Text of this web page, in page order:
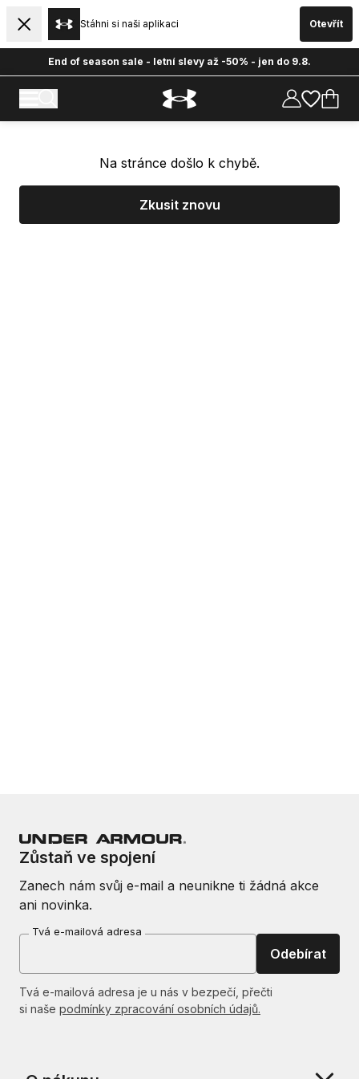
Stáhni si naši aplikaci Otevřít
End of season sale - letní slevy až -50% - jen do 9.8.
Na stránce došlo k chybě.
Zkusit znovu
Zůstaň ve spojení
Zanech nám svůj e-mail a neunikne ti žádná akce
ani novinka.
Tvá e-mailová adresa
Odebírat
Tvá e-mailová adresa je u nás v bezpečí, přečti
si naše podmínky zpracování osobních údajů.